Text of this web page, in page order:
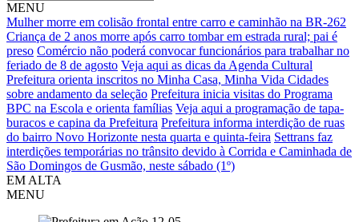
MENU
Mulher morre em colisão frontal entre carro e caminhão na BR-262
Criança de 2 anos morre após carro tombar em estrada rural; pai é
preso Comércio não poderá convocar funcionários para trabalhar no
feriado de 8 de agosto Veja aqui as dicas da Agenda Cultural
Prefeitura orienta inscritos no Minha Casa, Minha Vida Cidades
sobre andamento da seleção Prefeitura inicia visitas do Programa
BPC na Escola e orienta famílias Veja aqui a programação de tapa-
buracos e capina da Prefeitura Prefeitura informa interdição de ruas
do bairro Novo Horizonte nesta quarta e quinta-feira Settrans faz
interdições temporárias no trânsito devido à Corrida e Caminhada de
São Domingos de Gusmão, neste sábado (1º)
EM ALTA
MENU